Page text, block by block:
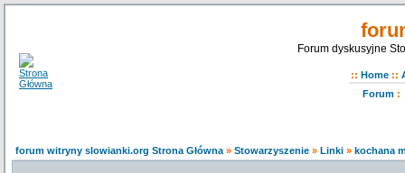
Forum dyskusyjne
:: Home ::
Forum:
forum witryny slowianki.org Strona Główna » Stowarzyszenie » Linki » kochana